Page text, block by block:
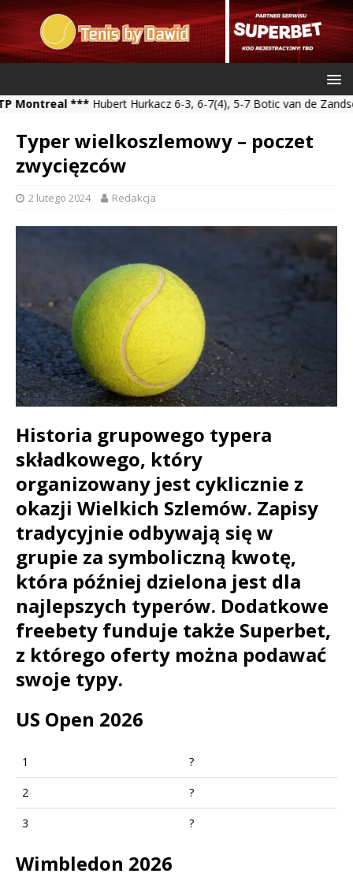
***Hubert Hurkacz 6-3, 6-7(4), 5-7 Botic van de
Typer wielkoszlemowy – poczet
zwycięzców
2 lutego 2024 Redakcja
Historia grupowego typera
składkowego, który
organizowany jest cyklicznie z
okazji Wielkich Szlemów. Zapisy
tradycyjnie odbywają się w
grupie za symboliczną kwotę,
która później dzielona jest dla
najlepszych typerów. Dodatkowe
freebety funduje także Superbet,
z którego oferty można podawać
swoje typy.
US Open 2026
1 ?
2 ?
3 ?
Wimbledon 2026